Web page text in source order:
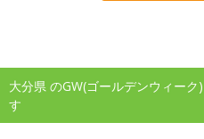
大分県 のGW(ゴールデンウィー
す